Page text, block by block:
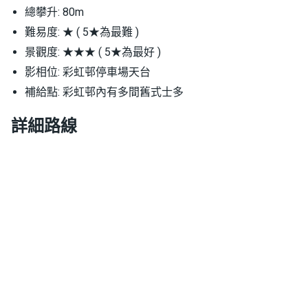
總攀升: 80m
難易度: ★ ( 5★為最難 )
景觀度: ★★★ ( 5★為最好 )
影相位: 彩虹邨停車場天台
補給點: 彩虹邨內有多間舊式士多
詳細路線